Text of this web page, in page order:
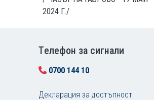
2024 Г./
Tелефон за сигнали
0700 144 10
Декларация за достъпност